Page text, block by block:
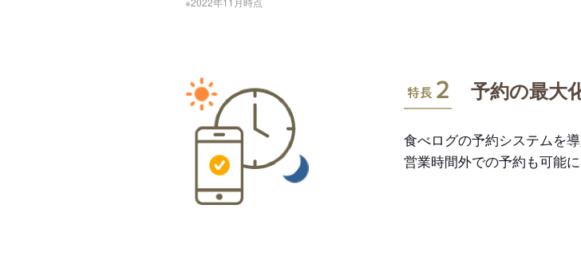
特長2
予約の最大
食べログの予約システムを
営業時間外での予約も可能